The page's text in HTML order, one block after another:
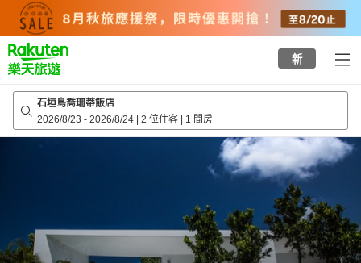
top
page
新
石垣島喬珊蒂飯店
2026/8/23 - 2026/8/24 | 2 位住客 | 1 間房